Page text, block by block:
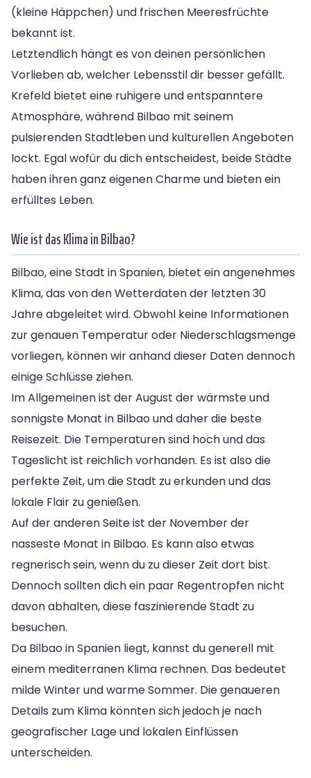
(kleine Häppchen) und frischen Meeresfrüchte
bekannt ist.
Letztendlich hängt es von deinen persönlichen
Vorlieben ab, welcher Lebensstil dir besser gefällt.
Krefeld bietet eine ruhigere und entspanntere
Atmosphäre, während Bilbao mit seinem
pulsierenden Stadtleben und kulturellen Angeboten
lockt. Egal wofür du dich entscheidest, beide Städte
haben ihren ganz eigenen Charme und bieten ein
erfülltes Leben.
Wie ist das Klima in Bilbao?
Bilbao, eine Stadt in Spanien, bietet ein angenehmes
Klima, das von den Wetterdaten der letzten 30
Jahre abgeleitet wird. Obwohl keine Informationen
zur genauen Temperatur oder Niederschlagsmenge
vorliegen, können wir anhand dieser Daten dennoch
einige Schlüsse ziehen.
Im Allgemeinen ist der August der wärmste und
sonnigste Monat in Bilbao und daher die beste
Reisezeit. Die Temperaturen sind hoch und das
Tageslicht ist reichlich vorhanden. Es ist also die
perfekte Zeit, um die Stadt zu erkunden und das
lokale Flair zu genießen.
Auf der anderen Seite ist der November der
nasseste Monat in Bilbao. Es kann also etwas
regnerisch sein, wenn du zu dieser Zeit dort bist.
Dennoch sollten dich ein paar Regentropfen nicht
davon abhalten, diese faszinierende Stadt zu
besuchen.
Da Bilbao in Spanien liegt, kannst du generell mit
einem mediterranen Klima rechnen. Das bedeutet
milde Winter und warme Sommer. Die genaueren
Details zum Klima könnten sich jedoch je nach
geografischer Lage und lokalen Einflüssen
unterscheiden.